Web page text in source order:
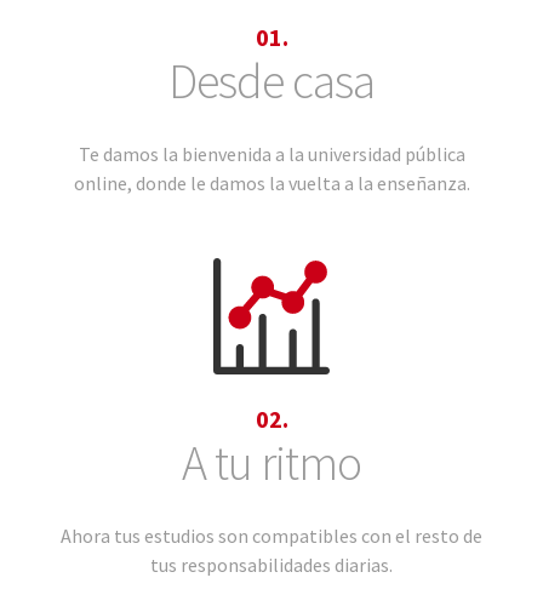
01.
Desde casa
Te damos la bienvenida a la universidad pública
online, donde le damos la vuelta a la enseñanza.
02.
A tu ritmo
Ahora tus estudios son compatibles con el resto de
tus responsabilidades diarias.